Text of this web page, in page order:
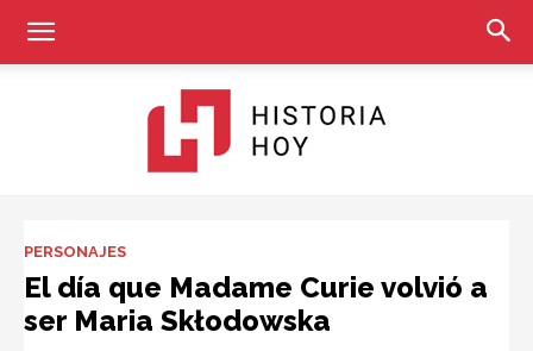
Hoy
PERSONAJES
El día que Madame Curie volvió a
ser Maria Skłodowska